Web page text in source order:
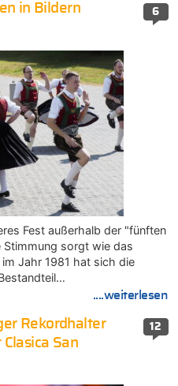
6
in Bildern
Fest außerhalb der "fünften
sorgt wie das
Jahr 1981 hat sich die
....weiterlesen
12
Rekordhalter
San